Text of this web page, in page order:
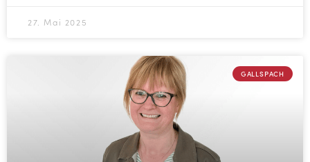
27. Mai 2025
GALLSPACH